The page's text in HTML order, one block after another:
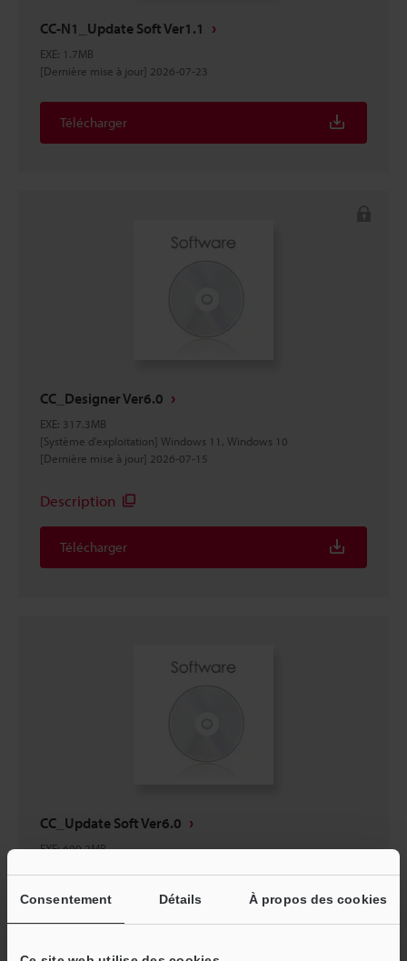
Consentement Détails À propos des cookies
CC-N1_Update Soft Ver1.1
EXE: 1.7MB
[Dernière mise à jour] 2026-07-23
Télécharger
CC_Designer Ver6.0
EXE: 317.3MB
[Système d'exploitation] Windows 11, Windows 10
[Dernière mise à jour] 2026-07-15
Description
Télécharger
CC_Update Soft Ver6.0
EXE:600.2MB
Description
Télécharger